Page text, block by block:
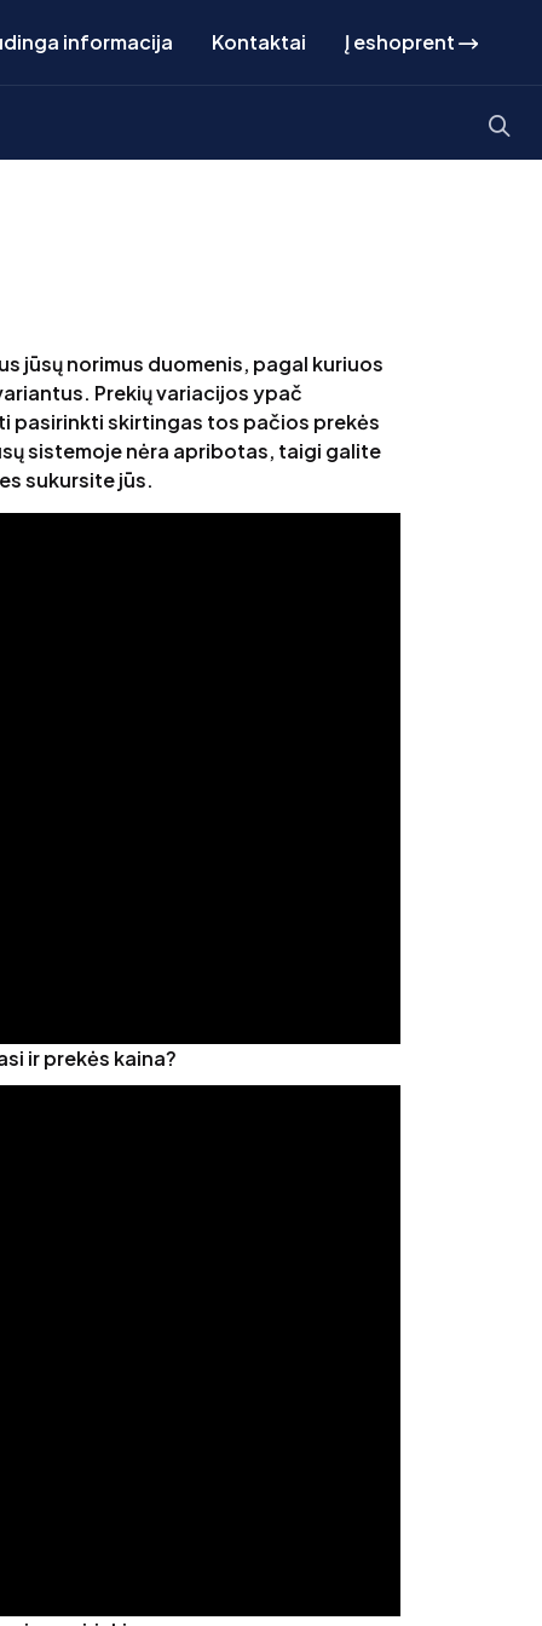
informacija Kontaktai Į eshoprent
jūsų norimus duomenis, pagal kuriuos
Prekių variacijos ypač
pasirinkti skirtingas tos pačios prekės
sistemoje nėra apribotas, taigi galite
sukursite jūs.
ir prekės kaina?